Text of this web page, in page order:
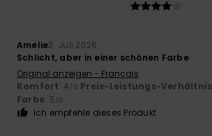
Amelie3. Juli 2026
Schlicht, aber in einer schönen Farbe
Original anzeigen - Français
Komfort: 4/5 Preis-Leistungs-Verhältnis
Farbe: 5/5
Ich empfehle dieses Produkt